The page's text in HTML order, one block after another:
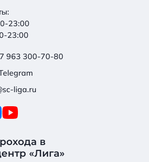
23:00
23:00
963 300-70-80
liga.ru
в
«Лига»